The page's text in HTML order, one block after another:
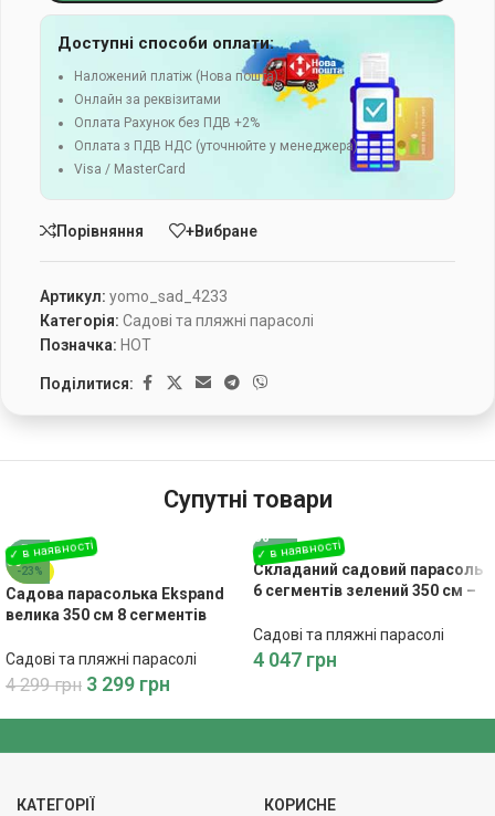
Доступні способи оплати:
Наложений платіж (Нова пошта)
Онлайн за реквізитами
Оплата Рахунок без ПДВ +2%
Оплата з ПДВ НДС (уточнюйте у менеджера)
Visa / MasterCard
Порівняння +Вибране
Артикул: yomo_sad_4233
Категорія: Садові та пляжні парасолі
Позначка: HOT
Поділитися:
Супутні товари
-23%
Садова парасолька Ekspand
велика 350 см 8 сегментів
Садові та пляжні парасолі
4 299грн 3 299 грн
Складаний садовий парасоль
6 сегментів зелений 350 см –
Садові та пляжні парасолі
4 047 грн
КАТЕГОРІЇ КОРИСНЕ